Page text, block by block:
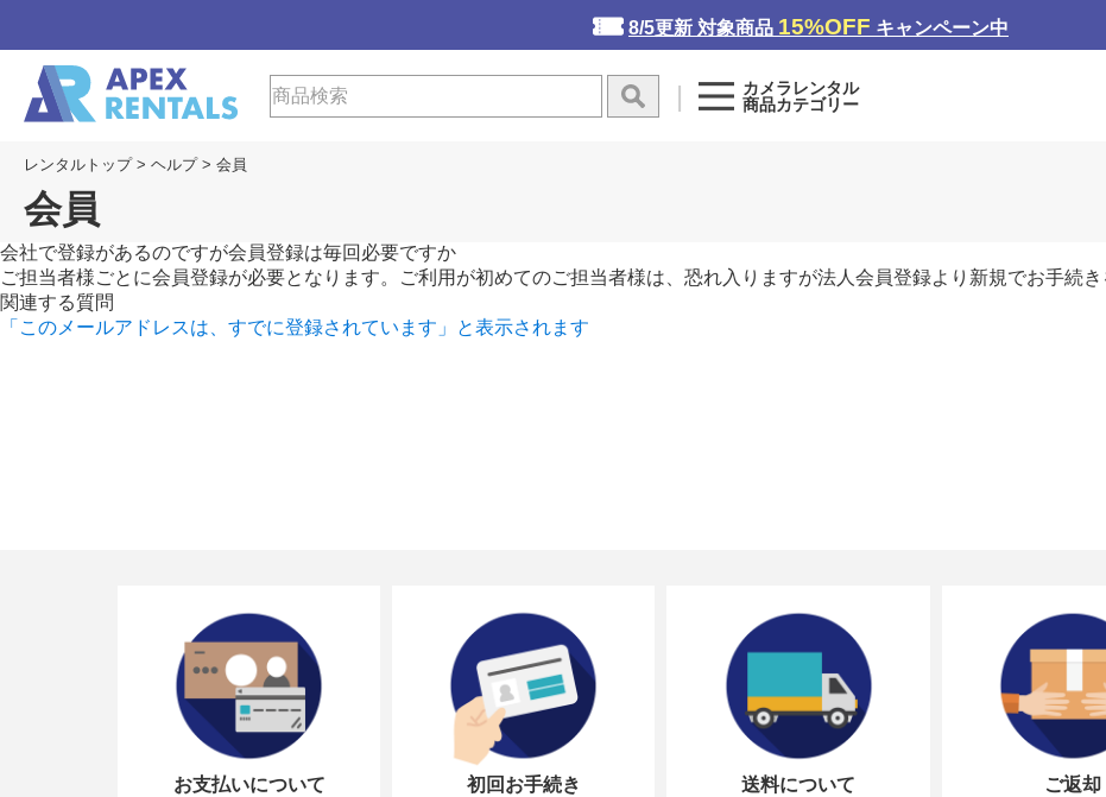
8/5更新 対象商品 15%OFF キャンペーン中
カメラレンタル
商品カテゴリー
レンタルトップ> ヘルプ> 会員
会員
会社で登録があるのですが会員登録は毎回必要ですか
ご担当者様ごとに会員登録が必要となります。ご利用が初めてのご担当者様は、恐れ入りますが法人会員登録より新規でお手続き
関連する質問
「このメールアドレスは、すでに登録されています」と表示されます
お支払いについて 初回お手続き 送料について ご返却